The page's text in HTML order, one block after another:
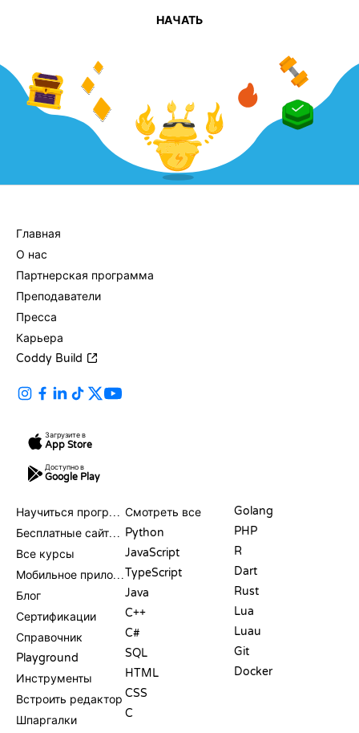
НАЧАТЬ
Главная
О нас
Партнерская программа
Преподаватели
Пресса
Карьера
Coddy Build
Загрузите в
App Store
Доступно в
Google Play
Научиться программировать
Бесплатные сайты для программирования
Все курсы
Мобильное приложение
Блог
Сертификации
Справочник
Playground
Инструменты
Встроить редактор
Шпаргалки
Смотреть все
Python
JavaScript
TypeScript
Java
C++
C#
SQL
HTML
CSS
C
Golang
PHP
R
Dart
Rust
Lua
Luau
Git
Docker